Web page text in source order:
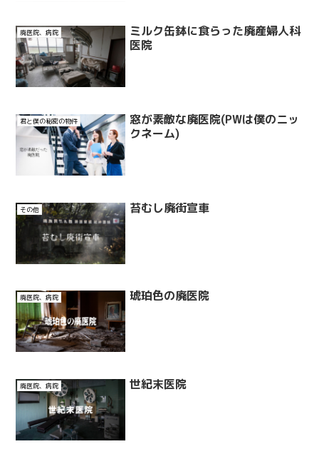
廃医院、病院
ミルク缶鉢に食らった廃産婦人科
医院
君と僕の秘密の物件
窓が素敵な廃医院(PWは僕のニッ
クネーム)
その他 苔むし廃街宣車
廃医院、病院 琥珀色の廃医院
廃医院、病院 世紀末医院